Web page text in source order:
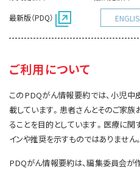
消化管
肝胆膵
AIDs関連
胚細胞
スクリーニング（検診）
予防
統合、代替、補完療法
お知らせ一覧
News
最新版（PDQ）
ご利用について
このPDQがん情報要約では、小児
載しています。患者さんとそのご家
ることを目的としています。医療に
インや推奨を示すものではありません。
PDQがん情報要約は、編集委員会が